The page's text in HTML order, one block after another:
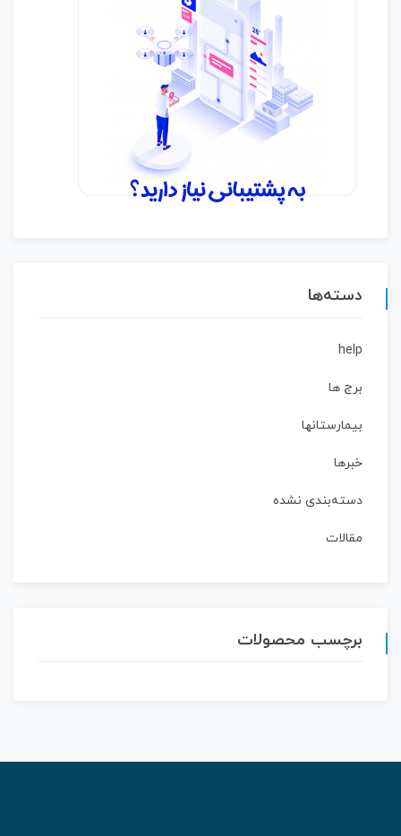
دسته‌ها
help
برج ها
بیمارستانها
خبرها
دسته‌بندی نشده
مقالات
برچسب محصولات